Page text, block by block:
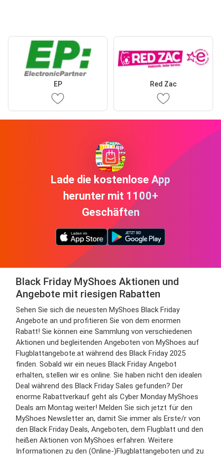
EP Red Zac
Lade die kostenlose App
herunter mit 1100+
Geschäften
Black Friday MyShoes Aktionen und
Angebote mit riesigen Rabatten
Sehen Sie sich die neuesten MyShoes Black Friday
Angebote an und profitieren Sie von dem enormen
Rabatt! Sie können eine Sammlung von verschiedenen
Aktionen und begleitenden Angeboten von MyShoes auf
Flugblattangebote.at während des Black Friday 2025
finden. Sobald wir ein neues Black Friday Angebot
erhalten, stellen wir es online. Sie haben nicht den idealen
Deal während des Black Friday Sales gefunden? Der
enorme Rabattverkauf geht als Cyber Monday MyShoes
Deals am Montag weiter! Melden Sie sich jetzt für den
MyShoes Newsletter an, damit Sie immer als Erste/r von
den Black Friday Deals, Angeboten, dem Flugblatt und den
heißen Aktionen von MyShoes erfahren. Weitere
Informationen zu den (Online-)Flugblattangeboten und zu